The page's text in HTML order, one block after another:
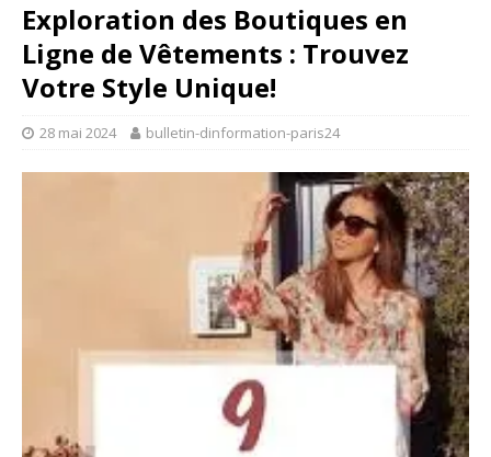
Exploration des Boutiques en
Ligne de Vêtements : Trouvez
Votre Style Unique!
28 mai 2024 bulletin-dinformation-paris24